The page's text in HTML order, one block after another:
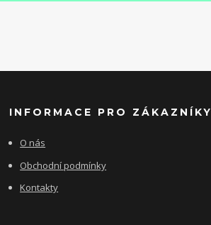
INFORMACE PRO ZÁKAZNÍKY
O nás
Obchodní podmínky
Kontakty